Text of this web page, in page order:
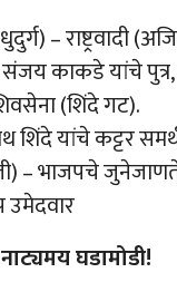
– राष्ट्रवादी
काकडे यांचे पुत्र,
(शिंदे गट).
शिंदे यांचे कट्टर
– भाजपचे
उमेदवार
घडामोडी!